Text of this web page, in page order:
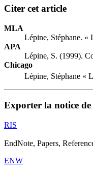
Citer cet article
MLA
Lépine, Stéphane. «
APA
Lépine, S. (1999).
Chicago
Lépine, Stéphane «
Exporter la notice de
RIS
EndNote, Papers,
ENW